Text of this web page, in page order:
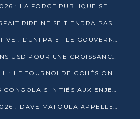
PRÉSIDENTIELLE 2026 : LA FORCE PUBLIQUE SE PRÉPARE À SÉCURISER LE SCRUTIN
LE SPECTACLE FORFAIT RIRE NE SE TIENDRA PAS LE 1ER JANVIER
SANTÉ REPRODUCTIVE : L’UNFPA ET LE GOUVERNEMENT AFFINENT LES PRIORITÉS DE 2026
PLUS DE 13 MILLIONS USD POUR UNE CROISSANCE VERTE ET SOUVERAINE
CONGO–HAND-BALL : LE TOURNOI DE COHÉSION ET DE FRATERNITÉ ALLUME SES LAMPIONS À BRAZZAVILLE
LES JOURNALISTES CONGOLAIS INITIÉS AUX ENJEUX DE L’ÉCONOMIE BLEUE
PRÉSIDENTIELLE 2026 : DAVE MAFOULA APPELLE LES CONGOLAIS À UN « NOUVEAU DÉPART »